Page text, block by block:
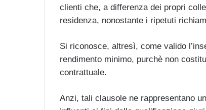
clienti che, a differenza dei propri
residenza, nonostante i ripetuti
Si riconosce, altresì, come valido
rendimento minimo, purchè non
contrattuale.
Anzi, tali clausole ne rappresentano